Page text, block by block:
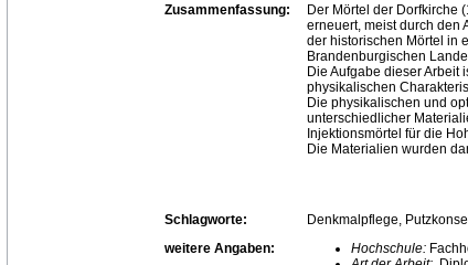
Zusammenfassung:
Der Mörtel der Dorfkirche
erneuert, meist durch den
der historischen Mörtel in
Brandenburgischen
Die Aufgabe dieser Arbeit
physikalischen
Die physikalischen und
unterschiedlicher
Injektionsmörtel für die
Die Materialien wurden
Schlagworte:
Denkmalpflege,
weitere Angaben:
Hochschule: